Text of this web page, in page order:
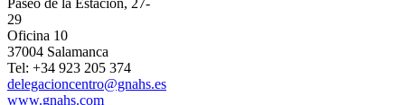
Paseo de la Estación, 27-
29
Oficina 10
37004 Salamanca
Tel: +34 923 205 374
delegacioncentro@gnahs.es
www.gnahs.com